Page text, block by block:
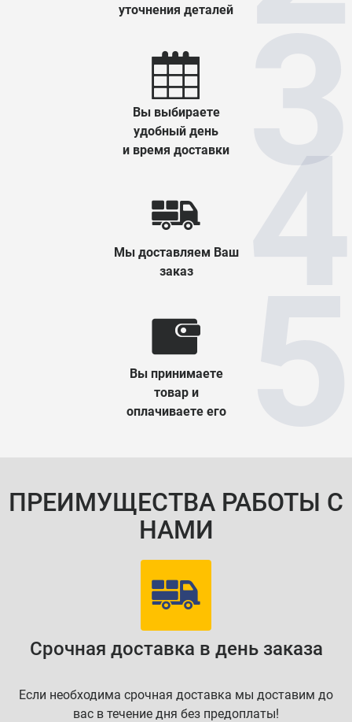
уточнения деталей
Вы выбираете
удобный день
и время доставки
Мы доставляем Ваш
заказ
Вы принимаете
товар и
оплачиваете его
ПРЕИМУЩЕСТВА РАБОТЫ С
НАМИ
Срочная доставка в день заказа
Если необходима срочная доставка мы доставим до
вас в течение дня без предоплаты!